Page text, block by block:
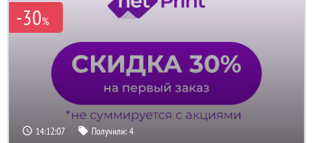
-30%
14:12:05 Получили:4